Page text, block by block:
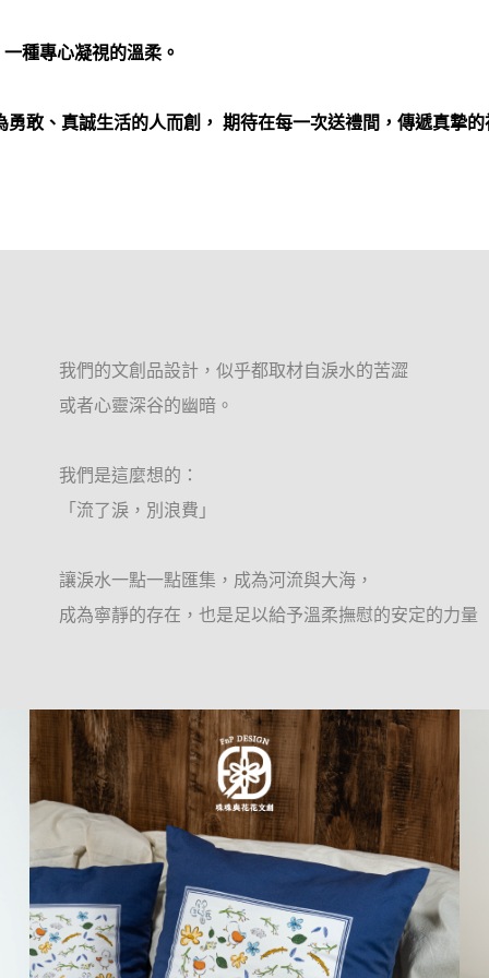
種專心凝視的溫柔。
敢、真誠生活的人而創， 期待在每一次送禮間，傳遞真摯的
我們的文創品設計，似乎都取材自淚水的苦澀
或者心靈深谷的幽暗。
我們是這麼想的：
「流了淚，別浪費」
讓淚水一點一點匯集，成為河流與大海，
成為寧靜的存在，也是足以給予溫柔撫慰的安定的力量